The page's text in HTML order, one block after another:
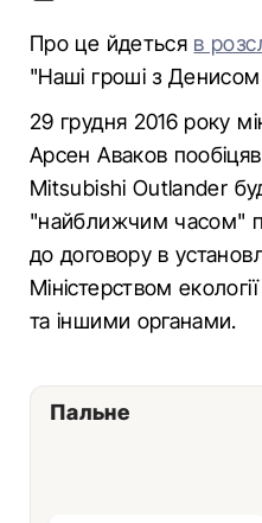
Про це йдеться в
"Наші гроші з Денисом
29 грудня 2016 року
Арсен Аваков
Mitsubishi Outlander
"найближчим часом"
до договору в
Міністерством
та іншими органами.
Пальне